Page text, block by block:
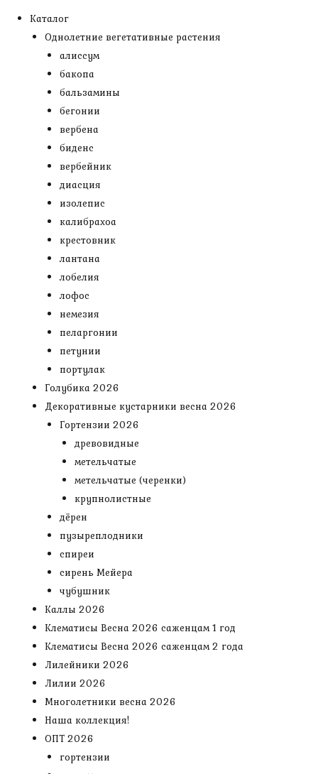
Каталог
Однолетние вегетативные растения
алиссум
бакопа
бальзамины
бегонии
вербена
биденс
вербейник
диасция
изолепис
калибрахоа
крестовник
лантана
лобелия
лофос
немезия
пеларгонии
петунии
портулак
Голубика 2026
Декоративные кустарники весна 2026
Гортензии 2026
древовидные
метельчатые
метельчатые (черенки)
крупнолистные
дёрен
пузыреплодники
спиреи
сирень Мейера
чубушник
Каллы 2026
Клематисы Весна 2026 саженцам 1 год
Клематисы Весна 2026 саженцам 2 года
Лилейники 2026
Лилии 2026
Многолетники весна 2026
Наша коллекция!
ОПТ 2026
гортензии